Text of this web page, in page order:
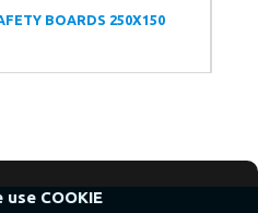
BOARDS 250X150
COOKIE